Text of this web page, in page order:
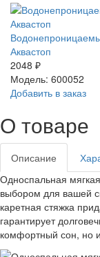
Аквастоп
2048 ₽
Модель: 600052
Добавить в заказ
О товаре
Описание
Односпальная
выбором для вашей
каретная стяжка
гарантирует
комфортный сон, но